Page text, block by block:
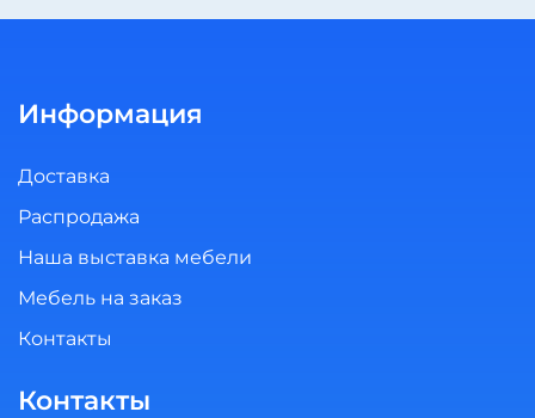
Информация
Доставка
Распродажа
Наша выставка мебели
Мебель на заказ
Контакты
Контакты